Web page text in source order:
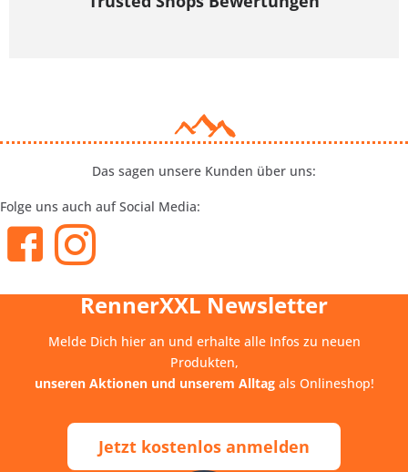
Das sagen unsere Kunden über uns:
Folge uns auch auf Social Media:
RennerXXL Newsletter
Melde Dich hier an und erhalte alle Infos zu neuen
Produkten,
unseren Aktionen und unserem Alltagals Onlineshop!
Jetzt kostenlos anmelden